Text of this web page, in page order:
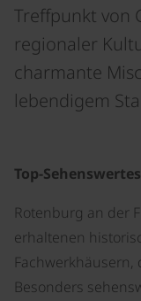
Treffpunkt von
regionaler
charmante
lebendigem
Top-Sehenswertes
Rotenburg an der
erhaltenen
Besonders